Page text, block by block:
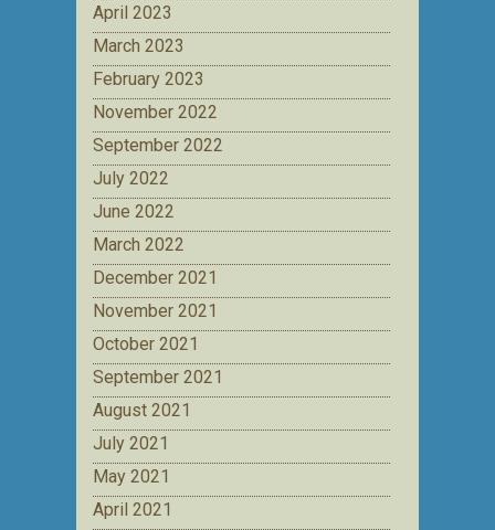
April 2023
March 2023
February 2023
November 2022
September 2022
July 2022
June 2022
March 2022
December 2021
November 2021
October 2021
September 2021
August 2021
July 2021
May 2021
April 2021